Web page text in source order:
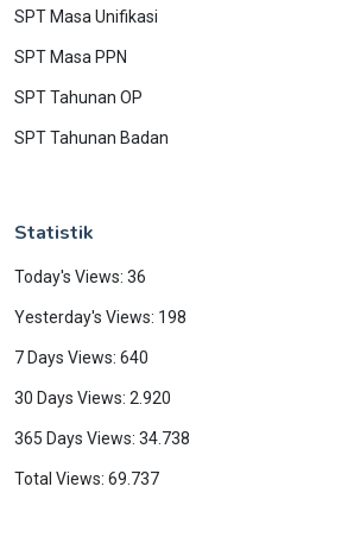
SPT Masa Unifikasi
SPT Masa PPN
SPT Tahunan OP
SPT Tahunan Badan
Statistik
Today's Views: 36
Yesterday's Views: 198
7 Days Views: 640
30 Days Views: 2.920
365 Days Views: 34.738
Total Views: 69.737